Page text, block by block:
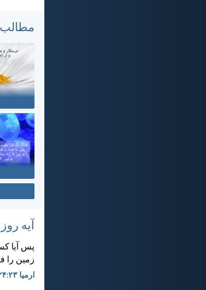
آیه
پس آيا
زمين را
ارميا ۲۳:‏۲۴